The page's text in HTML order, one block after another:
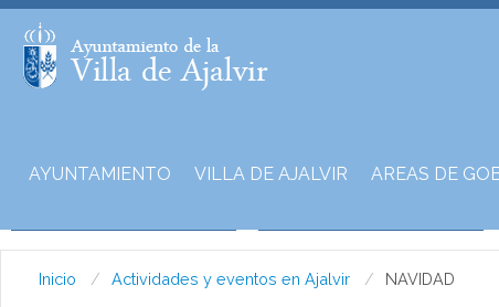
AYUNTAMIENTO VILLA DE AJALVIR AREAS DE
Inicio Actividades y eventos en Ajalvir NAVIDAD